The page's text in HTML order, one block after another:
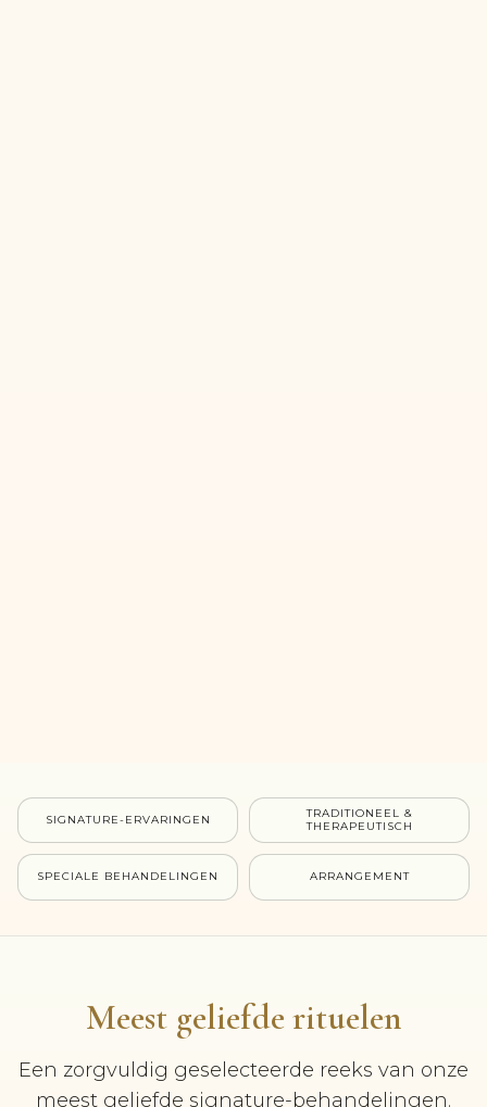
SIGNATURE-ERVARINGEN
TRADITIONEEL &
THERAPEUTISCH
SPECIALE BEHANDELINGEN ARRANGEMENT
Meest geliefde rituelen
Een zorgvuldig geselecteerde reeks van onze
meest geliefde signature-behandelingen.
Serenity Signature
- Ondersteunt verlichting in gespannen zones
-